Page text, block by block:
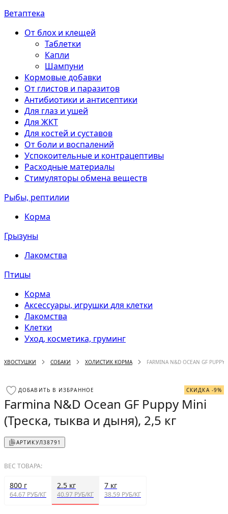
Ветаптека
От блох и клещей
Таблетки
Капли
Шампуни
Кормовые добавки
От глистов и паразитов
Антибиотики и антисептики
Для глаз и ушей
Для ЖКТ
Для костей и суставов
От боли и воспалений
Успокоительные и контрацептивы
Расходные материалы
Стимуляторы обмена веществ
Рыбы, рептилии
Корма
Грызуны
Лакомства
Птицы
Корма
Аксессуары, игрушки для клетки
Лакомства
Клетки
Уход, косметика, груминг
ХВОСТУШКИ СОБАКИ ХОЛИСТИК КОРМА FARMINA N&D OCEAN GF
ДОБАВИТЬ В ИЗБРАННОЕ СКИДКА -9%
Farmina N&D Ocean GF Puppy Mini
(Треска, тыква и дыня), 2,5 кг
АРТИКУЛ38791
ВЕС ТОВАРА:
800 г
64.67 РУБ/КГ
2.5 кг
40.97 РУБ/КГ
7 кг
38.59 РУБ/КГ